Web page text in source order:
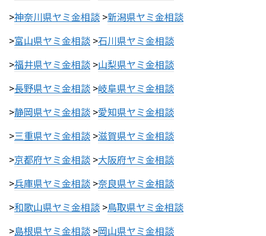
>神奈川県ヤミ金相談 >新潟県ヤミ金相談
>富山県ヤミ金相談 >石川県ヤミ金相談
>福井県ヤミ金相談 >山梨県ヤミ金相談
>長野県ヤミ金相談 >岐阜県ヤミ金相談
>静岡県ヤミ金相談 >愛知県ヤミ金相談
>三重県ヤミ金相談 >滋賀県ヤミ金相談
>京都府ヤミ金相談 >大阪府ヤミ金相談
>兵庫県ヤミ金相談 >奈良県ヤミ金相談
>和歌山県ヤミ金相談 >鳥取県ヤミ金相談
>島根県ヤミ金相談 >岡山県ヤミ金相談